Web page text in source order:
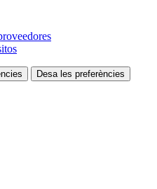
Desa les preferències